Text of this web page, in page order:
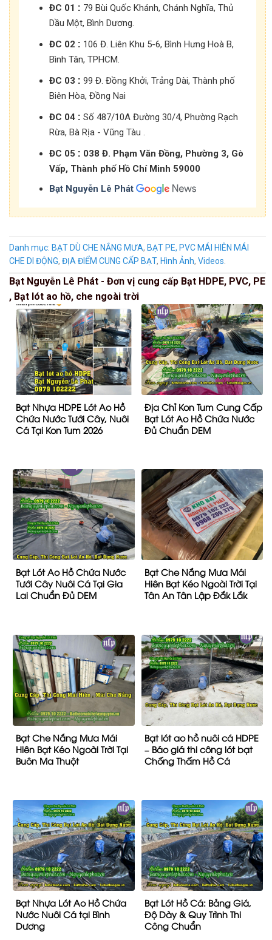
ĐC 01 : 79 Bùi Quốc Khánh, Chánh Nghĩa, Thủ
Dầu Một, Bình Dương.
ĐC 02 : 106 Đ. Liên Khu 5-6, Bình Hưng Hoà B,
Bình Tân, TPHCM.
ĐC 03 : 99 Đ. Đồng Khởi, Trảng Dài, Thành phố
Biên Hòa, Đồng Nai
ĐC 04 : Số 487/10A Đường 30/4, Phường Rạch
Rừa, Bà Rịa - Vũng Tàu .
ĐC 05 : 038 Đ. Phạm Văn Đồng, Phường 3, Gò
Vấp, Thành phố Hồ Chí Minh 59000
Bạt Nguyễn Lê Phát
Danh mục: BẠT DÙ CHE NẮNG MƯA, BẠT PE, PVC MÁI HIÊN MÁI
CHE DI ĐỘNG, ĐỊA ĐIỂM CUNG CẤP BẠT, Hình Ảnh, Videos
Bạt Nguyễn Lê Phát - Đơn vị cung cấp Bạt HDPE, PVC, PE
, Bạt lót ao hồ, che ngoài trời
Bạt Nhựa HDPE Lót Ao Hồ
Chứa Nước Tưới Cây, Nuôi
Cá Tại Kon Tum 2026
Địa Chỉ Kon Tum Cung Cấp
Bạt Lót Ao Hồ Chứa Nước
Đủ Chuẩn DEM
Bạt Lót Ao Hồ Chứa Nước
Tưới Cây Nuôi Cá Tại Gia
Lai Chuẩn Đủ DEM
Bạt Che Nắng Mưa Mái
Hiên Bạt Kéo Ngoài Trời Tại
Tân An Tân Lập Đắk Lắk
Bạt Che Nắng Mưa Mái
Hiên Bạt Kéo Ngoài Trời Tại
Buôn Ma Thuột
Bạt lót ao hồ nuôi cá HDPE
– Báo giá thi công lót bạt
Chống Thấm Hồ Cá
Bạt Nhựa Lót Ao Hồ Chứa
Nước Nuôi Cá tại Bình
Dương
Bạt Lót Hồ Cá: Bảng Giá,
Độ Dày & Quy Trình Thi
Công Chuẩn